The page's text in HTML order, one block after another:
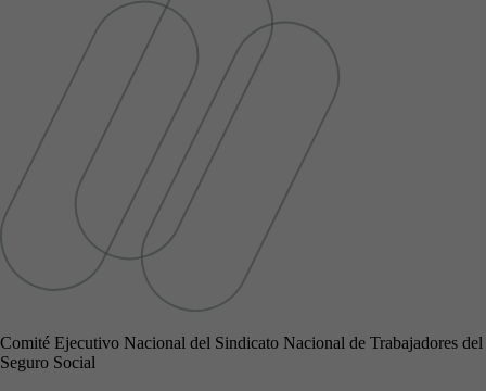
Comité Ejecutivo Nacional del Sindicato Nacional de Trabajadores del
Seguro Social